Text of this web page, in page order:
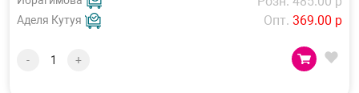
Аделя Кутуя
Опт. 369.00 р
- +